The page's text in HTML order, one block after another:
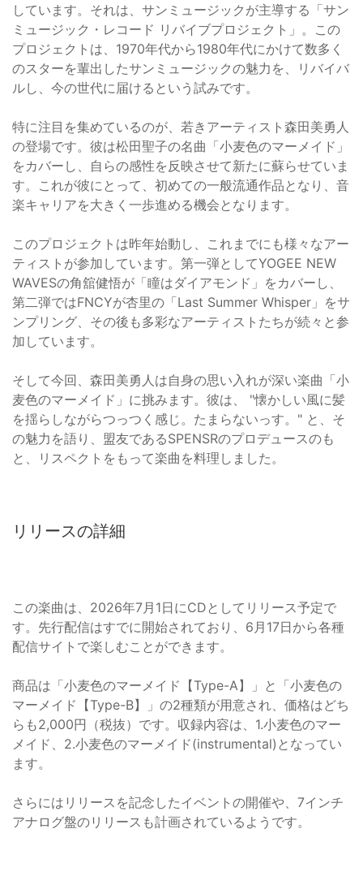
しています。それは、サンミュージックが主導する「サン
ミュージック・レコード リバイブプロジェクト」。この
プロジェクトは、1970年代から1980年代にかけて数多く
のスターを輩出したサンミュージックの魅力を、リバイバ
ルし、今の世代に届けるという試みです。
特に注目を集めているのが、若きアーティスト森田美勇人
の登場です。彼は松田聖子の名曲「小麦色のマーメイド」
をカバーし、自らの感性を反映させて新たに蘇らせていま
す。これが彼にとって、初めての一般流通作品となり、音
楽キャリアを大きく一歩進める機会となります。
このプロジェクトは昨年始動し、これまでにも様々なアー
ティストが参加しています。第一弾としてYOGEE NEW
WAVESの角舘健悟が「瞳はダイアモンド」をカバーし、
第二弾ではFNCYが杏里の「Last Summer Whisper」をサ
ンプリング、その後も多彩なアーティストたちが続々と参
加しています。
そして今回、森田美勇人は自身の思い入れが深い楽曲「小
麦色のマーメイド」に挑みます。彼は、 "懐かしい風に髪
を揺らしながらつっつく感じ。たまらないっす。" と、そ
の魅力を語り、盟友であるSPENSRのプロデュースのも
と、リスペクトをもって楽曲を料理しました。
リリースの詳細
この楽曲は、2026年7月1日にCDとしてリリース予定で
す。先行配信はすでに開始されており、6月17日から各種
配信サイトで楽しむことができます。
商品は「小麦色のマーメイド【Type-A】」と「小麦色の
マーメイド【Type-B】」の2種類が用意され、価格はどち
らも2,000円（税抜）です。収録内容は、1.小麦色のマー
メイド、2.小麦色のマーメイド(instrumental)となってい
ます。
さらにはリリースを記念したイベントの開催や、7インチ
アナログ盤のリリースも計画されているようです。